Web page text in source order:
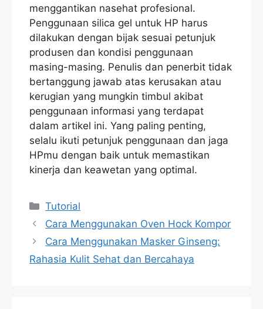
menggantikan nasehat profesional.
Penggunaan silica gel untuk HP harus
dilakukan dengan bijak sesuai petunjuk
produsen dan kondisi penggunaan
masing-masing. Penulis dan penerbit tidak
bertanggung jawab atas kerusakan atau
kerugian yang mungkin timbul akibat
penggunaan informasi yang terdapat
dalam artikel ini. Yang paling penting,
selalu ikuti petunjuk penggunaan dan jaga
HPmu dengan baik untuk memastikan
kinerja dan keawetan yang optimal.
Categories
Tutorial
Cara Menggunakan Oven Hock Kompor
Cara Menggunakan Masker Ginseng:
Rahasia Kulit Sehat dan Bercahaya